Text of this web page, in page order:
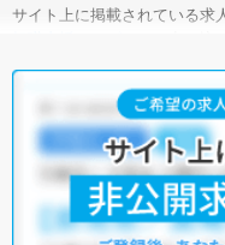
サイト上に掲載されている求
にお申し込
成田市の機能訓練指導員求人
積極採用中・残業少なめ
・介護福祉施設
他の条件でも人気の求人がご
いただくか、お気軽にお問い